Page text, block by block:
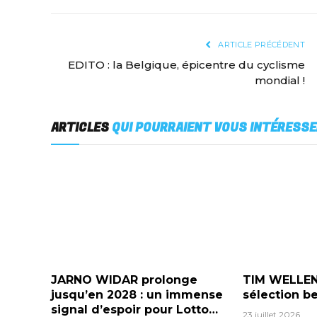
ARTICLE PRÉCÉDENT
EDITO : la Belgique, épicentre du cyclisme
mondial !
ARTICLES QUI POURRAIENT VOUS
JARNO WIDAR prolonge
jusqu’en 2028 : un immense
signal d’espoir pour Lotto…
TIM
sélection
23 juillet 2026